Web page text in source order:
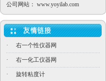
公司网站： www.yoyilab.com
· 右一个性仪器网
· 右一化工仪器网
· 旋转粘度计